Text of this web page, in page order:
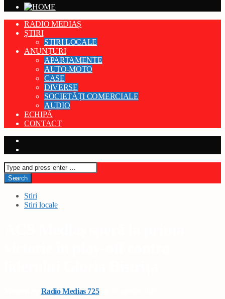
RADIO MEDIAȘ
ȘTIRI
STIRI LOCALE
ANUNȚURI
APARTAMENTE
AUTO-MOTO
CASE
DIVERSE
SOCIETĂȚI COMERCIALE
AUDIO
ECHIPĂ
CONTACT
Stiri
Stiri locale
Radio Medias 725on 30 aprilie 2025